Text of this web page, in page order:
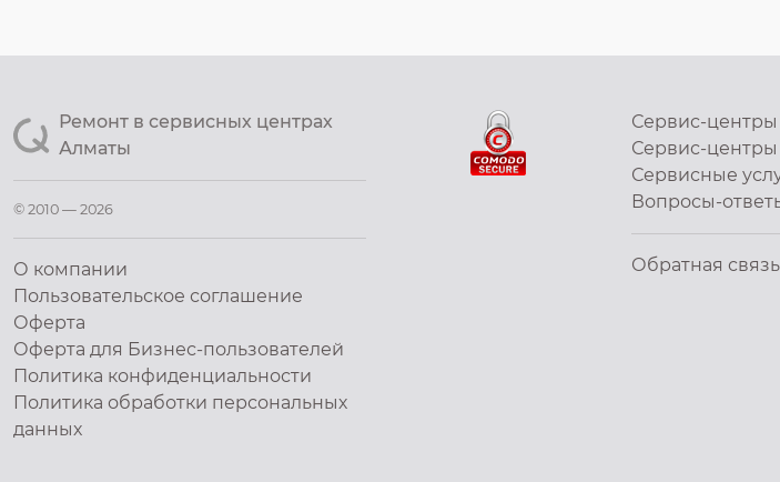
Ремонт в сервисных центрах
Алматы
© 2010 — 2026
О компании
Пользовательское соглашение
Оферта
Оферта для Бизнес-пользователей
Политика конфиденциальности
Политика обработки персональных
данных
Сервис-центры
Сервис-
Сервисные
Вопросы-
Обратная связь